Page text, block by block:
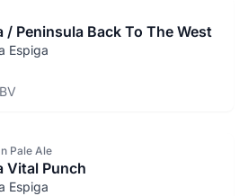
/ Peninsula Back To The West
Espiga
Pale Ale
Vital Punch
Espiga